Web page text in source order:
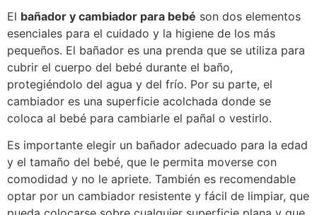
El bañador y cambiador para bebé son dos elementos
esenciales para el cuidado y la higiene de los más
pequeños. El bañador es una prenda que se utiliza para
cubrir el cuerpo del bebé durante el baño,
protegiéndolo del agua y del frío. Por su parte, el
cambiador es una superficie acolchada donde se
coloca al bebé para cambiarle el pañal o vestirlo.
Es importante elegir un bañador adecuado para la edad
y el tamaño del bebé, que le permita moverse con
comodidad y no le apriete. También es recomendable
optar por un cambiador resistente y fácil de limpiar, que